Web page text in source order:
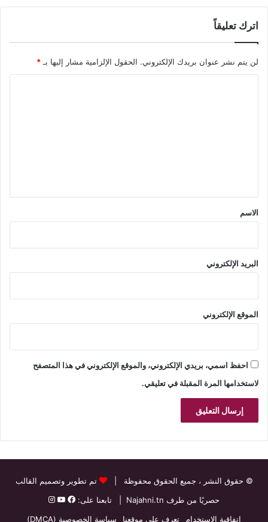
اترك تعليقاً
لن يتم نشر عنوان بريدك الإلكتروني. الحقول الإلزامية مشار إليها بـ *
*
الاسم
البريد الإلكتروني
الموقع الإلكتروني
احفظ اسمي، بريدي الإلكتروني، والموقع الإلكتروني في هذا المتصفح
لاستخدامها المرة المقبلة في تعليقي.
© حقوق النشر ، جميع الحقوق محفوظة |
تم تطوير وتصميم القالب
حصريًا من طرف Najahni.tn | تابعنا على:
اتفاقية الاستخدام
تعرف على موقعنا سياسة الخصوصية (DMCA)